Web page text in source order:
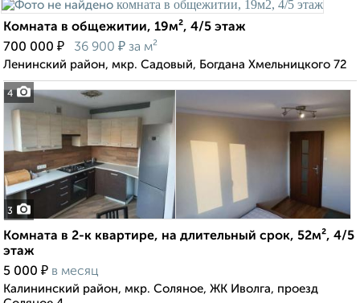
4
Комната в общежитии, 19м², 4/5 этаж
700 000 ₽ 36 900 ₽ за м²
Ленинский район, мкр. Садовый, Богдана Хмельницкого 72
3
Комната в 2-к квартире, на длительный срок, 52м², 4/5
этаж
5 000 ₽ в месяц
Калининский район, мкр. Соляное, ЖК Иволга, проезд